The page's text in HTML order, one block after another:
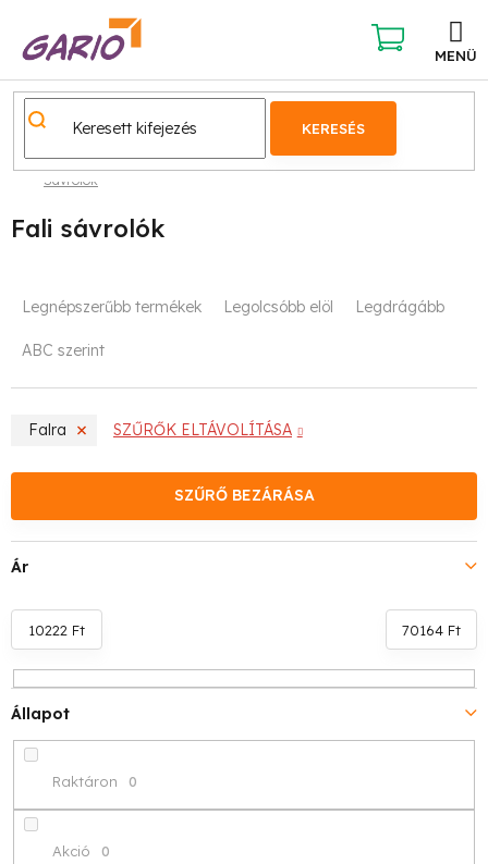
KERESÉS
KOSÁR
Sávrolók
Fali sávrolók
T
m
e
e
n
d
e
z
Legnépszerűbb termékek Legolcsóbb elöl Legdrágább
ABC szerint
Falra SZŰRŐK ELTÁVOLÍTÁSA
SZŰRŐ BEZÁRÁSA
Ár
10222 Ft 70164 Ft
Állapot
Raktáron 0
Akció 0